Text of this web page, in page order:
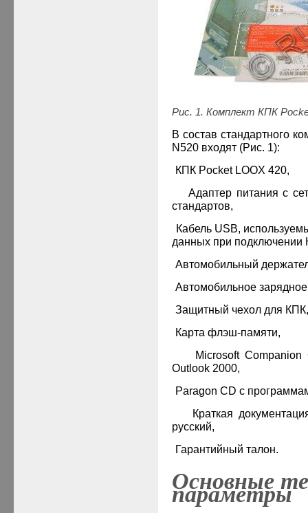
Рис. 1. Комплект КПК
В состав стандартного
N520 входят (Рис. 1):
КПК Pocket LOOX 420,
Адаптер питания с
стандартов,
Кабель USB,
данных при подключении
Автомобильный
Автомобильное зарядное
Защитный чехол для КПК,
Карта флэш-памяти,
Microsoft
Outlook 2000,
Paragon CD с
Краткая
русский,
Гарантийный талон.
Основные
параметры